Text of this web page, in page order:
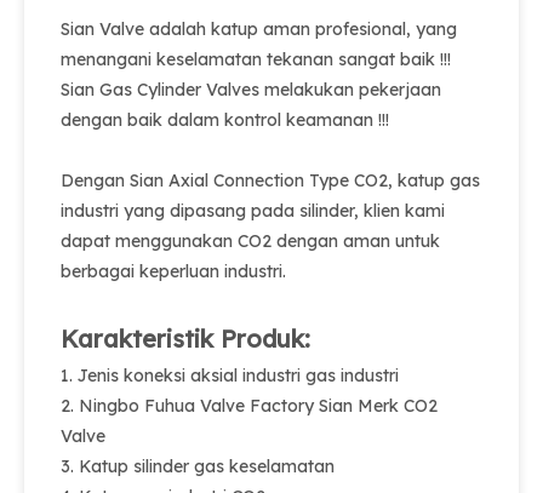
Sian Valve adalah katup aman profesional, yang
menangani keselamatan tekanan sangat baik !!!
Sian Gas Cylinder Valves melakukan pekerjaan
dengan baik dalam kontrol keamanan !!!
Dengan Sian Axial Connection Type CO2, katup gas
industri yang dipasang pada silinder, klien kami
dapat menggunakan CO2 dengan aman untuk
berbagai keperluan industri.
Karakteristik Produk:
1. Jenis koneksi aksial industri gas industri
2. Ningbo Fuhua Valve Factory Sian Merk CO2
Valve
3. Katup silinder gas keselamatan